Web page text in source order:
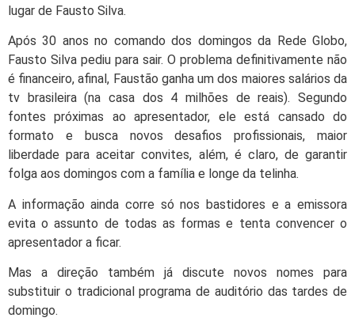
lugar de Fausto Silva.
Após 30 anos no comando dos domingos da Rede Globo,
Fausto Silva pediu para sair. O problema definitivamente não
é financeiro, afinal, Faustão ganha um dos maiores salários da
tv brasileira (na casa dos 4 milhões de reais). Segundo
fontes próximas ao apresentador, ele está cansado do
formato e busca novos desafios profissionais, maior
liberdade para aceitar convites, além, é claro, de garantir
folga aos domingos com a família e longe da telinha.
A informação ainda corre só nos bastidores e a emissora
evita o assunto de todas as formas e tenta convencer o
apresentador a ficar.
Mas a direção também já discute novos nomes para
substituir o tradicional programa de auditório das tardes de
domingo.